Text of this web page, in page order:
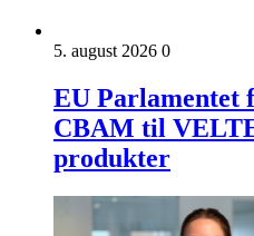
5. august 2026 0
EU Parlamentet
CBAM til
produkter